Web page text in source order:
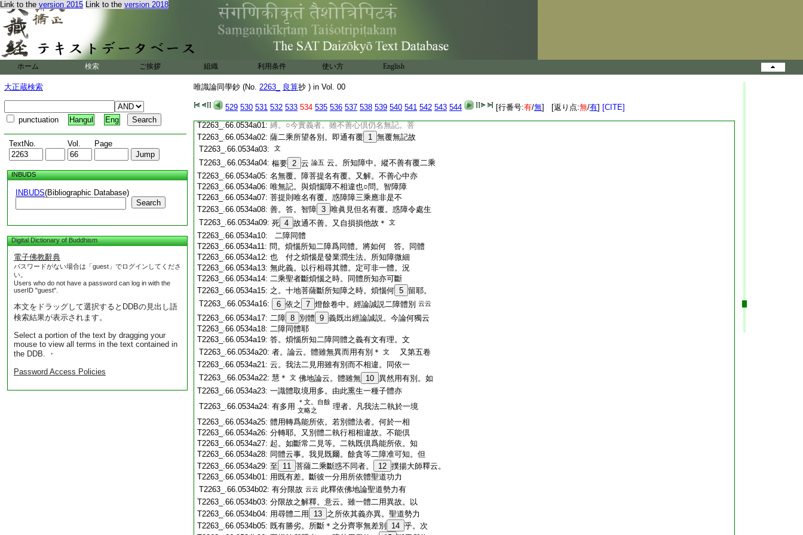
Link to the version 2015 Link to the version 2018
ホーム 検索 ご挨拶 組織 利用条件 使い方 English
大正蔵検索
punctuation Hangul Eng
TextNo. Vol. Page
INBUDS
INBUDS(Bibliographic Database)
Search
Digital Dictionary of Buddhism
電子佛教辭典
パスワードがない場合は「guest」でログインしてくださ
い。
Users who do not have a password can log in with the
userID "guest".
本文をドラッグして選択するとDDBの見出し語
検索結果が表示されます。
Select a portion of the text by dragging your
mouse to view all terms in the text contained in
the DDB. ・
Password Access Policies
唯識論同學鈔 (No. 2263_ 良算抄 ) in Vol. 00
529 530 531 532 533 534 535 536 537 538 539 540 541 542 543 544 [行番号:有/無] [返り点:無/有] [CITE]
T2263_.66.0533c19: 13 界所起嗔自無始 14
來。唯所知障耶
T2263_.66.0533c20:燈云。論此於無覆○等者。問。所知障中有法
T2263_.66.0533c21:恚愛。法恚即嗔。云何無記。答。有二解。一云
T2263_.66.0533c22:望煩惱説嗔唯不善。望所知障即是無記。
二云法恚亦是不善。若爾應縛能感異熟。
答。雖是不善望義有別。不名爲縛。亦不
T2263_.66.0533c25:感果。二解前正。論説無記不通不善
T2263_.66.0533c27:疏十 15
本云。問。法執既通不善。何故非縛。
T2263_.66.0533c28: 答。不由不善性即是縛。如心王等性即非
T2263_.66.0534a01: 縛。○今實義者。雖不善心倶仍名無記。菩
T2263_.66.0534a02: 薩二乘所望各別。即通有覆 1 無覆無記故
T2263_.66.0534a03:
文
T2263_.66.0534a04: 樞要 2 云 論五 云。所知障中。縱不善有覆二乘
T2263_.66.0534a05: 名無覆。障菩提名有覆。又解。不善心中亦
T2263_.66.0534a06: 唯無記。與煩惱障不相違也○問。智障障
T2263_.66.0534a07: 菩提則唯名有覆。惑障障三乘應非是不
T2263_.66.0534a08: 善。答。智障 3 唯眞見但名有覆。惑障令處生
T2263_.66.0534a09: 死 4 故通不善。又自損損他故＊ 文
T2263_.66.0534a10:
二障同體
T2263_.66.0534a11: 問。煩惱所知二障爲同體。將如何 答。同體
T2263_.66.0534a12: 也 付之煩惱是發業潤生法。所知障微細
T2263_.66.0534a13: 無此義。以行相尋其體。定可非一體。況
T2263_.66.0534a14: 二乘聖者斷煩惱之時。同體所知亦可斷
T2263_.66.0534a15: 之。十地菩薩斷所知障之時。煩惱何 5 留耶。
T2263_.66.0534a16:
6 依之 7 燈餘卷中。經論誠説二障體別 云云
T2263_.66.0534a17: 二障 8 別體 9 義既出經論誠説。今論何獨云
T2263_.66.0534a18: 二障同體耶
T2263_.66.0534a19: 答。煩惱所知二障同體之義有文有理。文
T2263_.66.0534a20: 者。論云。體雖無異而用有別＊ 文
又第五卷
T2263_.66.0534a21: 云。我法二見用雖有別而不相違。同依一
T2263_.66.0534a22: 慧＊ 文 佛地論云。體雖無 10 異然用有別。如
T2263_.66.0534a23: 一識體取境用多。由此熏生一種子體亦
T2263_.66.0534a24: 有多用
＊文。自餘
文略之
理者。凡我法二執於一境
T2263_.66.0534a25: 體用轉爲能所依。若別體法者。何於一相
T2263_.66.0534a26: 分轉耶。又別體二執行相相違故。不能倶
T2263_.66.0534a27: 起。如斷常二見等。二執既倶爲能所依。知
T2263_.66.0534a28: 同體云事。我見既爾。餘貪等二障准可知。但
T2263_.66.0534a29: 至 11 菩薩二乘斷惑不同者。 12 撲揚大師釋云。
T2263_.66.0534b01: 用既有差。斷彼一分用所依體聖道功力
T2263_.66.0534b02: 有分限故 云云 此釋依佛地論聖道勢力有
T2263_.66.0534b03: 分限故之解釋。意云。雖一體二用異故。以
T2263_.66.0534b04: 用尋體二用 13 之所依其義亦異。聖道勢力
T2263_.66.0534b05: 既有勝劣。所斷＊之分齊寧無差別 14 乎。次